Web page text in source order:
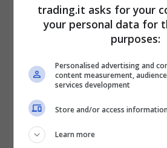
trading.it asks for your
your personal data for
purposes:
Personalised advertising and
content measurement,
services development
Store and/or access
Learn more